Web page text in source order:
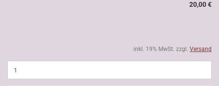
20,00 €
inkl. 19% MwSt. zzgl. Versand